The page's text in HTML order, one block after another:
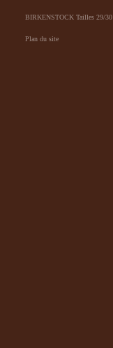
BIRKENSTOCK Tailles 29/30
Plan du site